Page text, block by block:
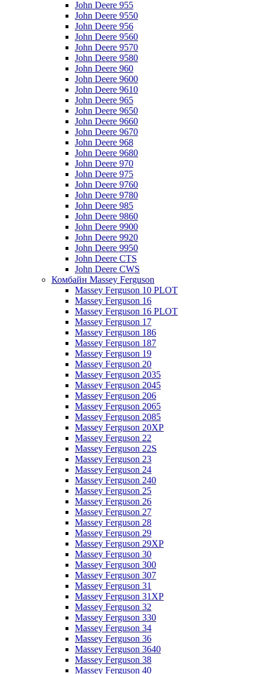
John Deere 955
John Deere 9550
John Deere 956
John Deere 9560
John Deere 9570
John Deere 9580
John Deere 960
John Deere 9600
John Deere 9610
John Deere 965
John Deere 9650
John Deere 9660
John Deere 9670
John Deere 968
John Deere 9680
John Deere 970
John Deere 975
John Deere 9760
John Deere 9780
John Deere 985
John Deere 9860
John Deere 9900
John Deere 9920
John Deere 9950
John Deere CTS
John Deere CWS
Комбайн Massey Ferguson
Massey Ferguson 10 PLOT
Massey Ferguson 16
Massey Ferguson 16 PLOT
Massey Ferguson 17
Massey Ferguson 186
Massey Ferguson 187
Massey Ferguson 19
Massey Ferguson 20
Massey Ferguson 2035
Massey Ferguson 2045
Massey Ferguson 206
Massey Ferguson 2065
Massey Ferguson 2085
Massey Ferguson 20XP
Massey Ferguson 22
Massey Ferguson 22S
Massey Ferguson 23
Massey Ferguson 24
Massey Ferguson 240
Massey Ferguson 25
Massey Ferguson 26
Massey Ferguson 27
Massey Ferguson 28
Massey Ferguson 29
Massey Ferguson 29XP
Massey Ferguson 30
Massey Ferguson 300
Massey Ferguson 307
Massey Ferguson 31
Massey Ferguson 31XP
Massey Ferguson 32
Massey Ferguson 330
Massey Ferguson 34
Massey Ferguson 36
Massey Ferguson 3640
Massey Ferguson 38
Massey Ferguson 40